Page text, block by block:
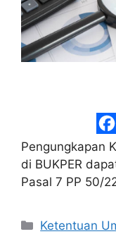
Pengungkapan
di BUKPER
Pasal 7 PP 50/
Categories
Ketentuan